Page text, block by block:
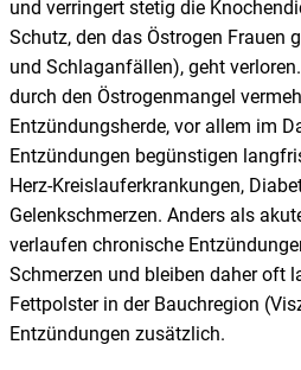
und verringert stetig die
Schutz, den das Östrogen Frauen
und Schlaganfällen), geht
durch den Östrogenmangel
Entzündungsherde, vor allem im
Entzündungen begünstigen
Herz-Kreislauferkrankungen,
Gelenkschmerzen. Anders als
verlaufen chronische
Schmerzen und bleiben daher oft
Fettpolster in der Bauchregion
Entzündungen zusätzlich.